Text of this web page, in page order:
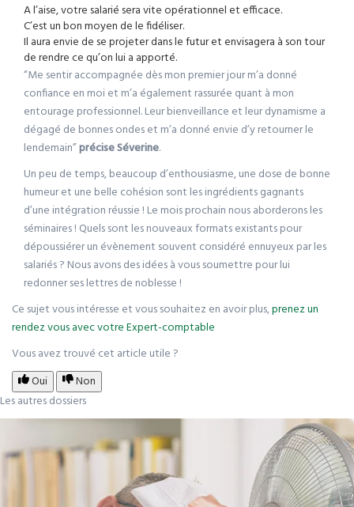
A l’aise, votre salarié sera vite opérationnel et efficace.
C’est un bon moyen de le fidéliser.
Il aura envie de se projeter dans le futur et envisagera à son tour
de rendre ce qu’on lui a apporté.
“Me sentir accompagnée dès mon premier jour m’a donné
confiance en moi et m’a également rassurée quant à mon
entourage professionnel. Leur bienveillance et leur dynamisme a
dégagé de bonnes ondes et m’a donné envie d’y retourner le
lendemain”précise Séverine.
Un peu de temps, beaucoup d’enthousiasme, une dose de bonne
humeur et une belle cohésion sont les ingrédients gagnants
d’une intégration réussie ! Le mois prochain nous aborderons les
séminaires ! Quels sont les nouveaux formats existants pour
dépoussiérer un évènement souvent considéré ennuyeux par les
salariés ? Nous avons des idées à vous soumettre pour lui
redonner ses lettres de noblesse !
Ce sujet vous intéresse et vous souhaitez en avoir plus,prenez un
rendez vous avec votre Expert-comptable
Vous avez trouvé cet article utile ?
Oui
Non
Les autres dossiers